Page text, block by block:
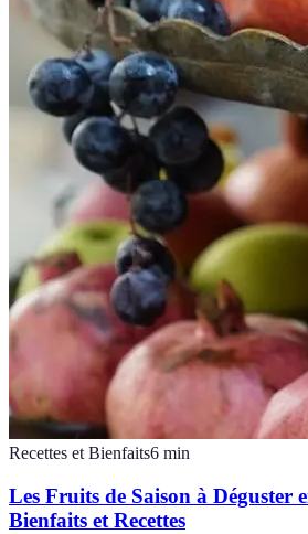
Recettes et Bienfaits6 min
Les Fruits de Saison à Déguster
Bienfaits et Recettes